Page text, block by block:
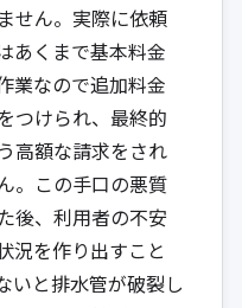
せん。実際に依頼
あくまで基本料金
業なので追加料金
つけられ、最終的
高額な請求をされ
。この手口の悪質
後、利用者の不安
況を作り出すこと
いと排水管が破裂し